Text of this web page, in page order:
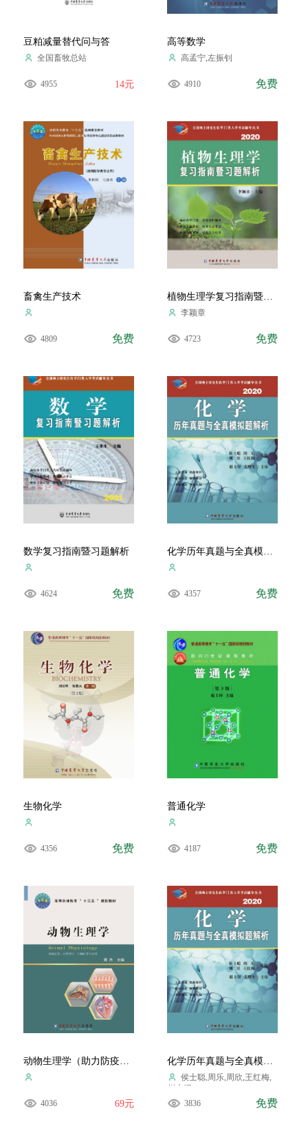
豆粕减量替代问与答
全国畜牧总站
4955 14元
高等数学
高孟宁,左振钊
4910 免费
畜禽生产技术
4809 免费
植物生理学复习指南暨习题解析.2020
李颖章
4723 免费
数学复习指南暨习题解析
4624 免费
化学历年真题与全真模拟题解析
4357 免费
生物化学
4356 免费
普通化学
4187 免费
动物生理学（助力防疫，请勿购买）
4036 69元
化学历年真题与全真模拟题解析.2020
侯士聪,周乐,周欣,王红梅,
赵士铎
3836
免费